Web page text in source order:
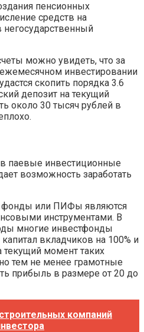
пенсионных
средств на
негосударственный
можно увидеть, что за
инвестировании
скопить порядка 3.6
депозит на текущий
около 30 тысяч рублей в
паевые инвестиционные
возможность заработать
или ПИФы являются
инструментами. В
многие инвестфонды
вкладчиков на 100% и
текущий момент таких
тем не менее грамотные
прибыль в размере от 20 до
компаний